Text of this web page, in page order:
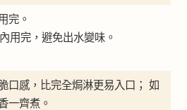
完。
用完，避免出水變味。
口感，比完全焗淋更易入口； 如
一齊煮。